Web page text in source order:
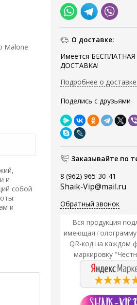
О доставке:
Имеется БЕСПЛАТНАЯ
ДОСТАВКА!
Подробнее о
Поделись с друзьями
Заказывайте по
8 (962) 965-30-41
Shaik-Vip@mail.ru
Обратный звонок
Вся продукция
имеющая голограмму
QR-код на каждом
маркировку
Malone
и
собой
и